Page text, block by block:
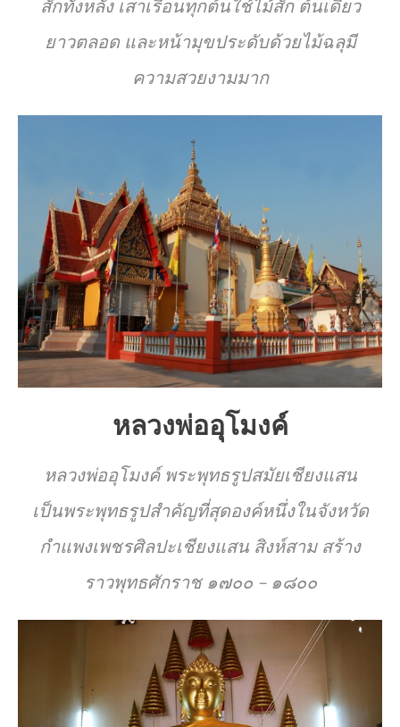
สักทั้งหลัง เสาเรือนทุกต้นใช้ไม้สัก ต้นเดียว
ยาวตลอด และหน้ามุขประดับด้วยไม้ฉลุมี
ความสวยงามมาก
หลวงพ่ออุโมงค์
หลวงพ่ออุโมงค์ พระพุทธรูปสมัยเชียงแสน
เป็นพระพุทธรูปสำคัญที่สุดองค์หนึ่งในจังหวัด
กำแพงเพชรศิลปะเชียงแสน สิงห์สาม สร้าง
ราวพุทธศักราช ๑๗๐๐ – ๑๘๐๐